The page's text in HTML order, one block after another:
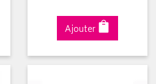
Ajouter